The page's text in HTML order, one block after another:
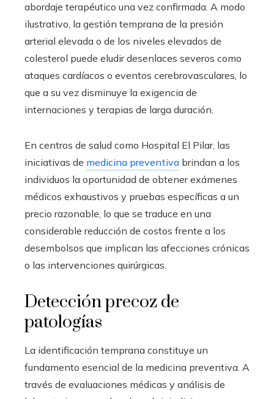
abordaje terapéutico una vez confirmada. A modo
ilustrativo, la gestión temprana de la presión
arterial elevada o de los niveles elevados de
colesterol puede eludir desenlaces severos como
ataques cardíacos o eventos cerebrovasculares, lo
que a su vez disminuye la exigencia de
internaciones y terapias de larga duración.
En centros de salud como Hospital El Pilar, las
iniciativas de medicina preventiva brindan a los
individuos la oportunidad de obtener exámenes
médicos exhaustivos y pruebas específicas a un
precio razonable, lo que se traduce en una
considerable reducción de costos frente a los
desembolsos que implican las afecciones crónicas
o las intervenciones quirúrgicas.
Detección precoz de
patologías
La identificación temprana constituye un
fundamento esencial de la medicina preventiva. A
través de evaluaciones médicas y análisis de